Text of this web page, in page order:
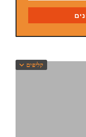
קליפים